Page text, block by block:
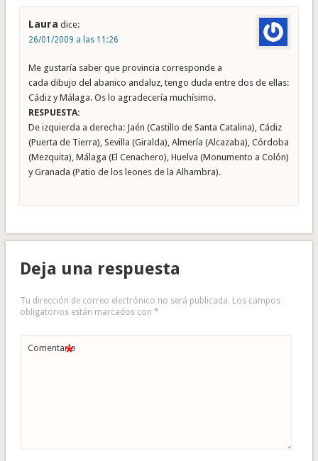
Laura dice:
26/01/2009 a las 11:26
Me gustaría saber que provincia corresponde a
cada dibujo del abanico andaluz, tengo duda entre dos de ellas:
Cádiz y Málaga. Os lo agradecería muchísimo.
RESPUESTA:
De izquierda a derecha: Jaén (Castillo de Santa Catalina), Cádiz
(Puerta de Tierra), Sevilla (Giralda), Almería (Alcazaba), Córdoba
(Mezquita), Málaga (El Cenachero), Huelva (Monumento a Colón)
y Granada (Patio de los leones de la Alhambra).
Deja una respuesta
Tu dirección de correo electrónico no será publicada. Los campos
obligatorios están marcados con *
Comentario
*